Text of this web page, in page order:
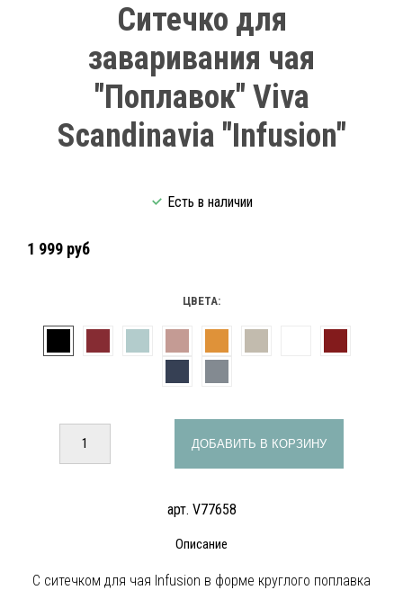
Ситечко для
заваривания чая
"Поплавок" Viva
Scandinavia "Infusion"
Есть в наличии
1 999 руб
ЦВЕТА:
ДОБАВИТЬ В КОРЗИНУ
арт. V77658
Описание
С ситечком для чая Infusion в форме круглого поплавка